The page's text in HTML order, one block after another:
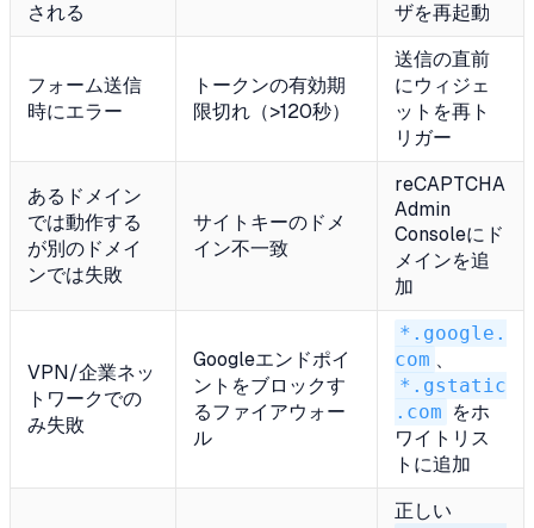
される
ザを再起動
フォーム送信
時にエラー
トークンの有効期
限切れ（>120秒）
送信の直前
にウィジェ
ットを再ト
リガー
あるドメイン
では動作する
が別のドメイ
ンでは失敗
サイトキーのドメ
イン不一致
reCAPTCHA
Admin
Consoleにド
メインを追
加
VPN/企業ネッ
トワークでの
み失敗
Googleエンドポイ
ントをブロックす
るファイアウォー
ル
*.google.
com 、
*.gstatic
.com をホ
ワイトリス
トに追加
正しい